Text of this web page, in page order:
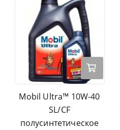
Mobil Ultra™ 10W-40
SL/CF
полусинтетическое